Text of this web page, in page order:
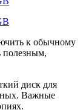
к обычному
полезным,
диск для
Важные